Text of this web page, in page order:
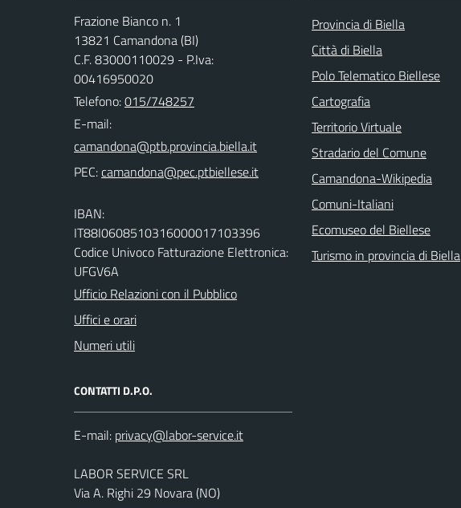
Frazione Bianco n. 1
13821 Camandona (BI)
C.F. 83000110029 - P.Iva:
00416950020
Telefono:015/748257
E-mail:
PEC:
IBAN:
IT88I0608510316000017103396
Codice Univoco Fatturazione Elettronica:
UFGV6A
Ufficio Relazioni con il Pubblico
Uffici e orari
Numeri utili
CONTATTI D.P.O.
E-mail:
LABOR SERVICE SRL
Via A. Righi 29 Novara (NO)
Provincia di Biella
Città di Biella
Polo Telematico Biellese
Cartografia
Territorio Virtuale
Stradario del Comune
Camandona-Wikipedia
Comuni-Italiani
Ecomuseo del Biellese
Turismo in provincia di Biella